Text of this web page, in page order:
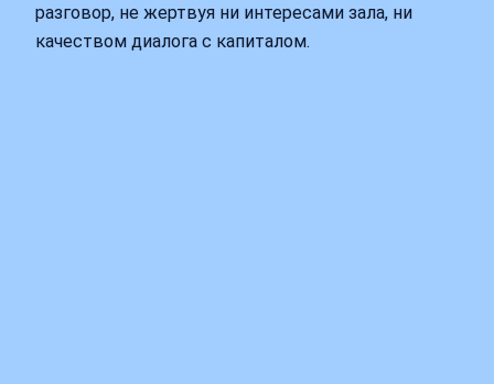
разговор, не жертвуя ни интересами зала, ни
качеством диалога с капиталом.